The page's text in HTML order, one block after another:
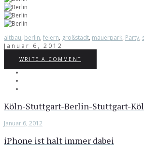
altbau, berlin, feiern, großstadt, mauerpark, Party,
Januar 6, 2012
WRITE A COMMENT
Köln-Stuttgart-Berlin-Stuttgart-
Januar 6, 2012
iPhone ist halt immer dabei